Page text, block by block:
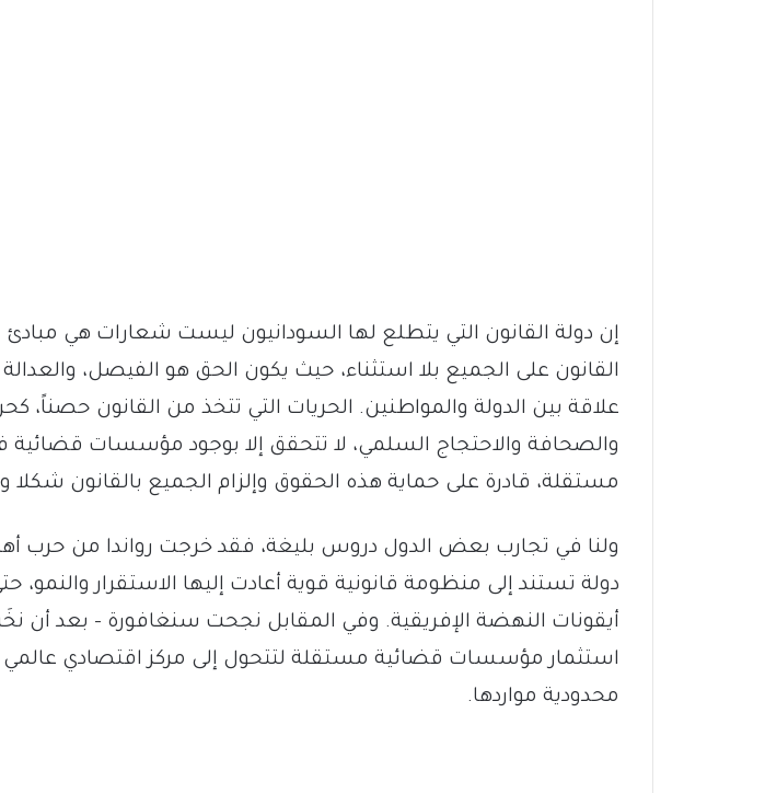
إن دولة القانون التي يتطلع لها السودانيون ليست شعارات هي
القانون على الجميع بلا استثناء، حيث يكون الحق هو الفيصل،
علاقة بين الدولة والمواطنين. الحريات التي تتخذ من القانون حصناً،
والصحافة والاحتجاج السلمي، لا تتحقق إلا بوجود مؤسسات قضائية
مستقلة، قادرة على حماية هذه الحقوق وإلزام الجميع بالقانون شكلا
ولنا في تجارب بعض الدول دروس بليغة، فقد خرجت رواندا من حرب
دولة تستند إلى منظومة قانونية قوية أعادت إليها الاستقرار والنمو،
أيقونات النهضة الإفريقية. وفي المقابل نجحت سنغافورة – بعد أن
استثمار مؤسسات قضائية مستقلة لتتحول إلى مركز اقتصادي
محدودية مواردها.